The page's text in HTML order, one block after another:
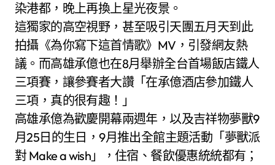
染港都，晚上再換上星光夜景。
這獨家的高空視野，甚至吸引天團五月天到此
拍攝《為你寫下這首情歌》MV，引發網友熱
議。而高雄承億也在8月舉辦全台首場飯店鐵人
三項賽，讓參賽者大讚「在承億酒店參加鐵人
三項，真的很有趣！」
高雄承億為歡慶開幕兩週年，以及吉祥物夢獸9
月25日的生日，9月推出全館主題活動「夢獸派
對 Make a wish」，住宿、餐飲優惠統統都有；